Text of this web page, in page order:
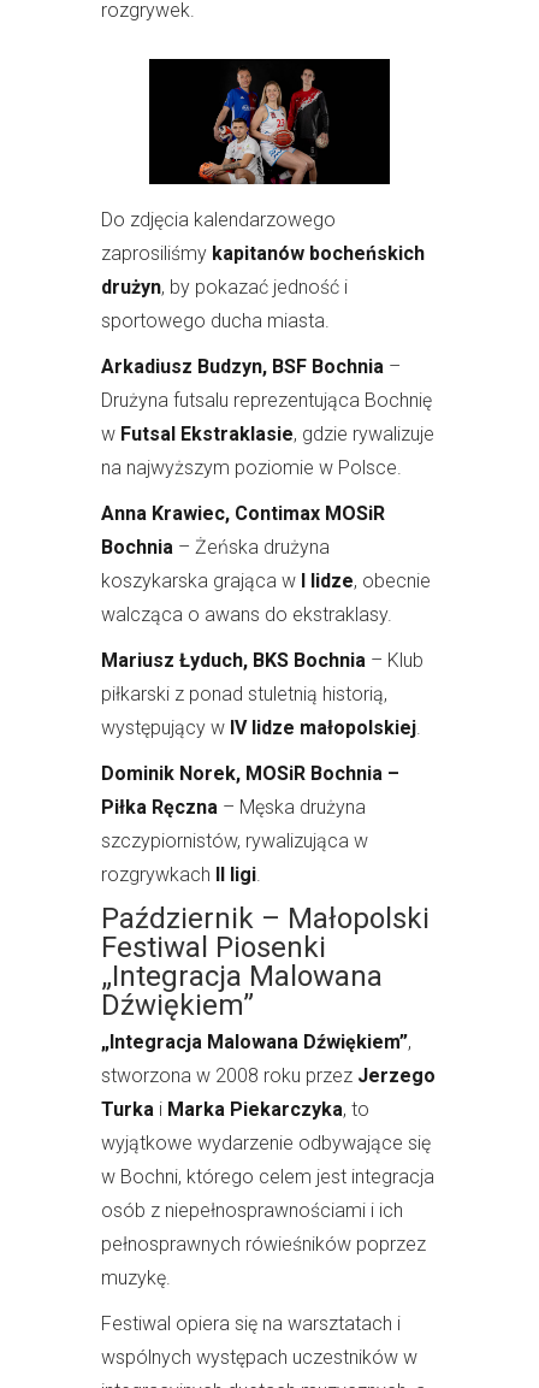
rozgrywek.
Do zdjęcia kalendarzowego
zaprosiliśmy kapitanów bocheńskich
drużyn, by pokazać jedność i
sportowego ducha miasta.
Arkadiusz Budzyn, BSF Bochnia –
Drużyna futsalu reprezentująca Bochnię
w Futsal Ekstraklasie, gdzie rywalizuje
na najwyższym poziomie w Polsce.
Anna Krawiec, Contimax MOSiR
Bochnia – Żeńska drużyna
koszykarska grająca w I lidze, obecnie
walcząca o awans do ekstraklasy.
Mariusz Łyduch, BKS Bochnia – Klub
piłkarski z ponad stuletnią historią,
występujący w IV lidze małopolskiej.
Dominik Norek, MOSiR Bochnia –
Piłka Ręczna – Męska drużyna
szczypiornistów, rywalizująca w
rozgrywkach II ligi.
Październik – Małopolski
Festiwal Piosenki
„Integracja Malowana
Dźwiękiem”
„Integracja Malowana Dźwiękiem”,
stworzona w 2008 roku przez Jerzego
Turka i Marka Piekarczyka, to
wyjątkowe wydarzenie odbywające się
w Bochni, którego celem jest integracja
osób z niepełnosprawnościami i ich
pełnosprawnych rówieśników poprzez
muzykę.
Festiwal opiera się na warsztatach i
wspólnych występach uczestników w